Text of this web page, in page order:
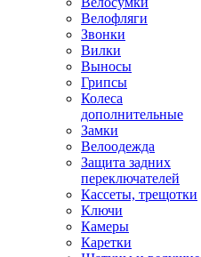
Велофляги
Звонки
Вилки
Выносы
Грипсы
Колеса
дополнительные
Замки
Велоодежда
Защита задних
переключателей
Кассеты, трещотки
Ключи
Камеры
Каретки